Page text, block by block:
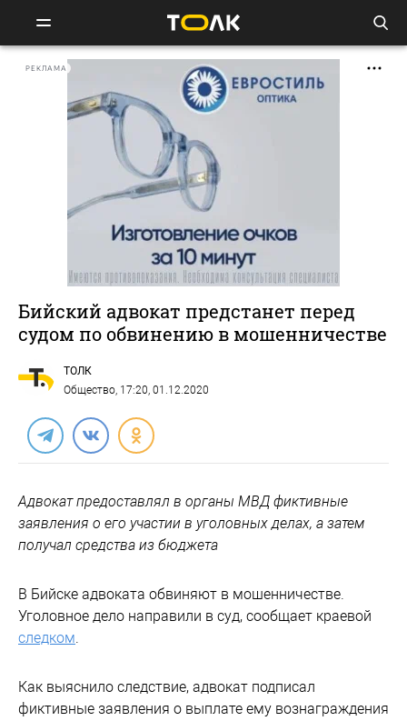
РЕКЛАМА
Бийский адвокат предстанет перед
судом по обвинению в мошенничестве
ТОЛК
Общество, 17:20, 01.12.2020
Адвокат предоставлял в органы МВД фиктивные
заявления о его участии в уголовных делах, а затем
получал средства из бюджета
В Бийске адвоката обвиняют в мошенничестве.
Уголовное дело направили в суд, сообщает краевой
следком.
Как выяснило следствие, адвокат подписал
фиктивные заявления о выплате ему вознаграждения